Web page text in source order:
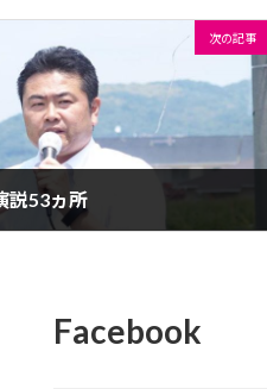
次の記事
説53ヵ所
Facebook